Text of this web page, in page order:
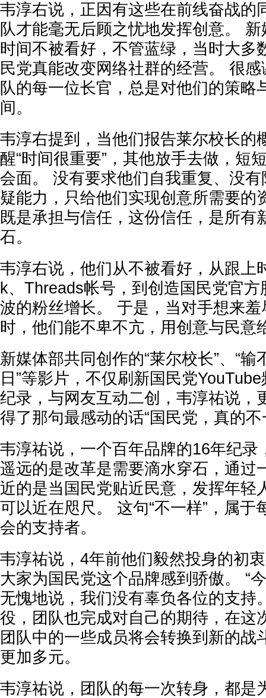
韦淳右说，正因有这些在前线奋战的
队才能毫无后顾之忧地发挥创意。
时间不被看好，不管蓝绿，当时大多
民党真能改变网络社群的经营。 很
队的每一位长官，总是对他们的策略
间。
韦淳右提到，当他们报告莱尔校长的
醒“时间很重要”，其他放手去做，短
会面。 没有要求他们自我重复、没
疑能力，只给他们实现创意所需要的
既是承担与信任，这份信任，是所有
石。
韦淳右说，他们从不被看好，从跟上
k、Threads帐号，到创造国民党官
波的粉丝增长。 于是，当对手想来
时，他们能不卑不亢，用创意与民意
新媒体部共同创作的“莱尔校长”、“输
日”等影片，不仅刷新国民党
纪录，与网友互动二创，韦淳祐说，
得了那句最感动的话“国民党，真的不
韦淳祐说，一个百年品牌的16年纪录
遥远的是改革是需要滴水穿石，通过
近的是当国民党贴近民意，发挥年轻
可以近在咫尺。 这句“不一样”，属于
会的支持者。
韦淳祐说，4年前他们毅然投身的初
大家为国民党这个品牌感到骄傲。 “
无愧地说，我们没有辜负各位的支持
役，团队也完成对自己的期待，在这
团队中的一些成员将会转换到新的战
更加多元。
韦淳祐说，团队的每一次转身，都是